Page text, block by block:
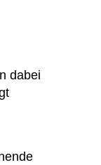
dabei